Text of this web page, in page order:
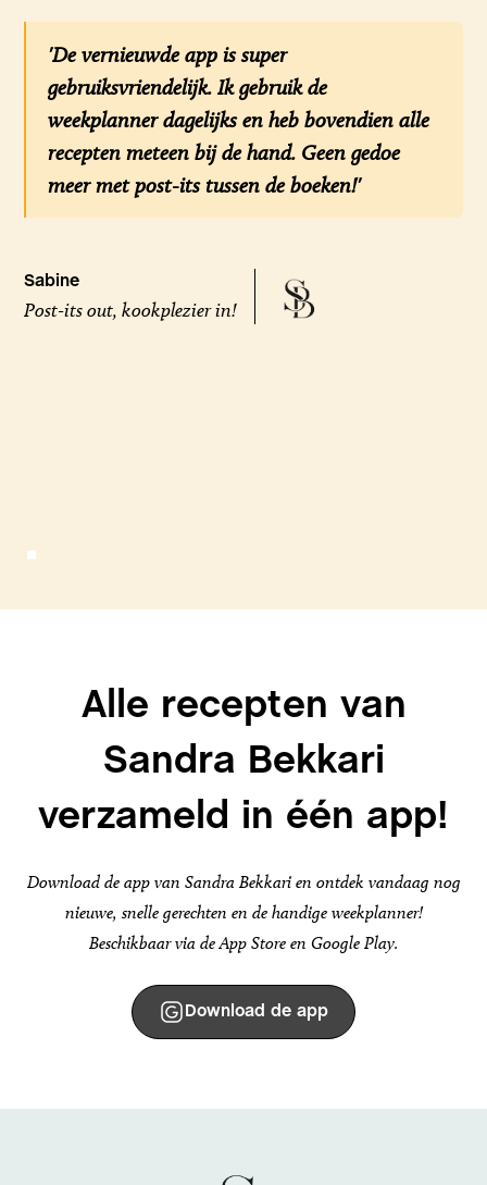
'De vernieuwde app is super
gebruiksvriendelijk. Ik gebruik de
weekplanner dagelijks en heb bovendien alle
recepten meteen bij de hand. Geen gedoe
meer met post-its tussen de boeken!'
Sabine
Post-its out, kookplezier in!
Alle recepten van
Sandra Bekkari
verzameld in één app!
Download de app van Sandra Bekkari en ontdek vandaag nog
nieuwe, snelle gerechten en de handige weekplanner!
Beschikbaar via de App Store en Google Play.
Download de app